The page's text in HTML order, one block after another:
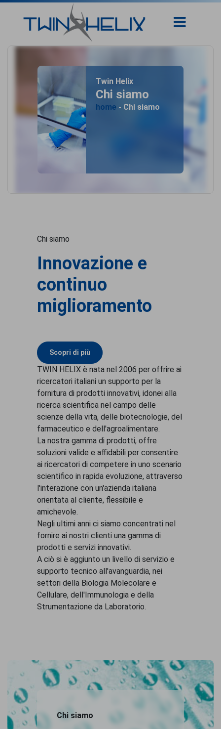
Twin Helix
Chi siamo
home - Chi siamo
Chi siamo
Innovazione e
continuo
miglioramento
Scopri di più
TWIN HELIX è nata nel 2006 per offrire ai
ricercatori italiani un supporto per la
fornitura di prodotti innovativi, idonei alla
ricerca scientifica nel campo delle
scienze della vita, delle biotecnologie, del
farmaceutico e dell'agroalimentare.
La nostra gamma di prodotti, offre
soluzioni valide e affidabili per consentire
ai ricercatori di competere in uno scenario
scientifico in rapida evoluzione, attraverso
l'interazione con un'azienda italiana
orientata al cliente, flessibile e
amichevole.
Negli ultimi anni ci siamo concentrati nel
fornire ai nostri clienti una gamma di
prodotti e servizi innovativi.
A ciò si è aggiunto un livello di servizio e
supporto tecnico all'avanguardia, nei
settori della Biologia Molecolare e
Cellulare, dell'Immunologia e della
Strumentazione da Laboratorio.
Chi siamo